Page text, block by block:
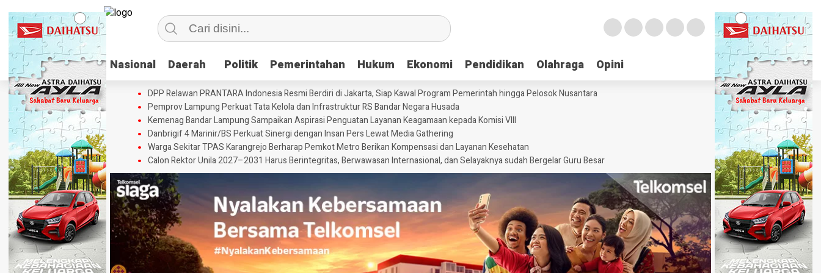
Nasional Daerah Politik Pemerintahan Hukum Ekonomi Pendidikan Olahraga Opini
Nasional Daerah Politik Pemerintahan Hukum Ekonomi Pendidikan Olahraga Opini
DPP Relawan PRANTARA Indonesia Resmi Berdiri di Jakarta, Siap Kawal Program Pemerintah hingga Pelosok Nusantara
Pemprov Lampung Perkuat Tata Kelola dan Infrastruktur RS Bandar Negara Husada
Kemenag Bandar Lampung Sampaikan Aspirasi Penguatan Layanan Keagamaan kepada Komisi VIII
Danbrigif 4 Marinir/BS Perkuat Sinergi dengan Insan Pers Lewat Media Gathering
Warga Sekitar TPAS Karangrejo Berharap Pemkot Metro Berikan Kompensasi dan Layanan Kesehatan
Calon Rektor Unila 2027–2031 Harus Berintegritas, Berwawasan Internasional, dan Selayaknya sudah Bergelar Guru Besar
HEADLINE
Pemprov
Lampung
Perkuat Tata
Kelola dan
HEADLINE
Kemenag
Bandar
Lampung
Sampaikan
Aspirasi
Penguatan
Layanan
HEADLINE
Warga
Sekitar
TPAS
Karangrejo
Berharap
Pemkot
HEADLINE
Calon Rektor
Unila 2027–
2031 Harus
Berintegritas,
Berwawasan